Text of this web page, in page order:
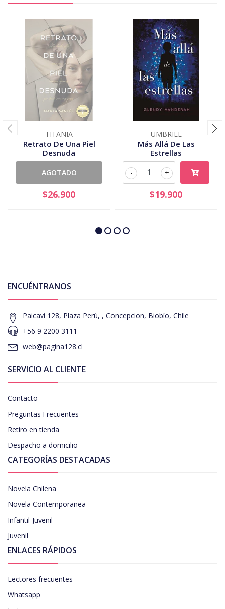
TITANIA
Retrato De Una Piel
Desnuda
AGOTADO
$26.900
UMBRIEL
Más Allá De Las
Estrellas
+
-
$19.900
ENCUÉNTRANOS
Paicavi 128, Plaza Perú, , Concepcion, Biobío, Chile
+56 9 2200 3111
web@pagina128.cl
SERVICIO AL CLIENTE
Contacto
Preguntas Frecuentes
Retiro en tienda
Despacho a domicilio
CATEGORÍAS DESTACADAS
Novela Chilena
Novela Contemporanea
Infantil-Juvenil
Juvenil
ENLACES RÁPIDOS
Lectores frecuentes
Whatsapp